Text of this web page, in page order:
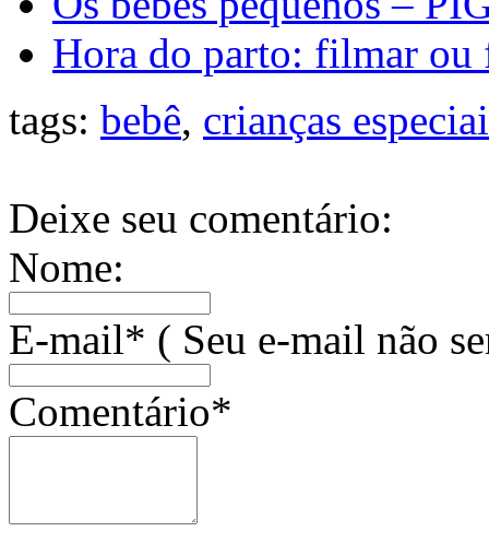
Hora do parto: filmar ou
tags: bebê, crianças
Deixe seu comentário:
Nome:
E-mail* ( Seu e-mail não
Comentário*